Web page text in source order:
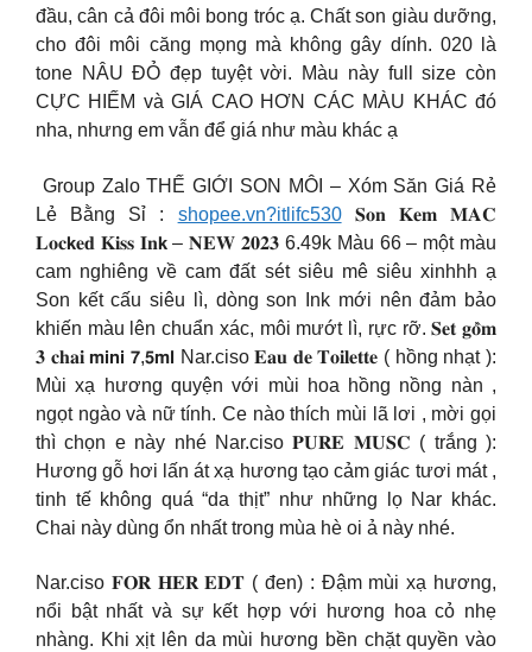
đầu, cân cả đôi môi bong tróc ạ. Chất son giàu dưỡng,
cho đôi môi căng mọng mà không gây dính. 020 là
tone NÂU ĐỎ đẹp tuyệt vời. Màu này full size còn
CỰC HIẾM và GIÁ CAO HƠN CÁC MÀU KHÁC đó
nha, nhưng em vẫn để giá như màu khác ạ
Group Zalo THẾ GIỚI SON MÔI – Xóm Săn Giá Rẻ
Lẻ Bằng Sỉ : shopee.vn?itlifc530𝐒𝐨𝐧 𝐊𝐞𝐦 𝐌𝐀𝐂
𝐋𝐨𝐜𝗸𝐞𝐝 𝐊𝐢𝐬𝐬 𝐈𝐧𝗸 – 𝐍𝐄𝐖 𝟐𝟎𝟐𝟑 6.49k Màu 66 – một màu
cam nghiêng về cam đất sét siêu mê siêu xinhhh ạ
Son kết cấu siêu lì, dòng son Ink mới nên đảm bảo
khiến màu lên chuẩn xác, môi mướt lì, rực rỡ. 𝐒𝐞𝐭 𝐠𝐨̂̀𝐦
𝟑 𝐜𝐡𝐚𝐢 𝗺𝗶𝗻𝗶 𝟳,𝟱𝗺𝗹 Nar.ciso 𝐄𝐚𝐮 𝐝𝐞 𝐓𝐨𝐢𝐥𝐞𝐭𝐭𝐞 ( hồng nhạt ):
Mùi xạ hương quyện với mùi hoa hồng nồng nàn ,
ngọt ngào và nữ tính. Ce nào thích mùi lã lơi , mời gọi
thì chọn e này nhé Nar.ciso 𝐏𝐔𝐑𝐄 𝐌𝐔𝐒𝐂 ( trắng ):
Hương gỗ hơi lấn át xạ hương tạo cảm giác tươi mát ,
tinh tế không quá “da thịt” như những lọ Nar khác.
Chai này dùng ổn nhất trong mùa hè oi ả này nhé.
Nar.ciso 𝐅𝐎𝐑 𝐇𝐄𝐑 𝐄𝐃𝐓 ( đen) : Đậm mùi xạ hương,
nổi bật nhất và sự kết hợp với hương hoa cỏ nhẹ
nhàng. Khi xịt lên da mùi hương bền chặt quyền vào